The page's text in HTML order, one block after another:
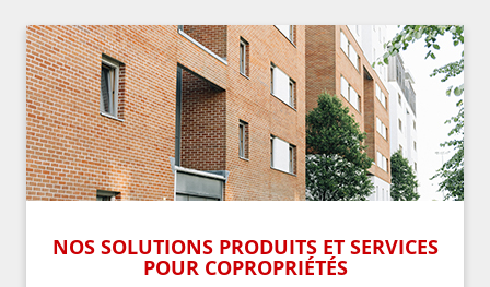
NOS SOLUTIONS PRODUITS ET SERVICES
POUR COPROPRIÉTÉS